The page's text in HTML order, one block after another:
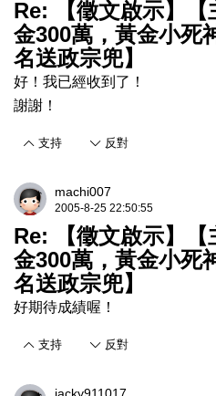
Re: 【徵文啟示】
金300萬，黃金小死
名送政宗兜】
好！我已經收到了！
謝謝！
支持 反對
machi007
2005-8-25 22:50:55
Re: 【徵文啟示】
金300萬，黃金小死
名送政宗兜】
好期待成績喔！
支持 反對